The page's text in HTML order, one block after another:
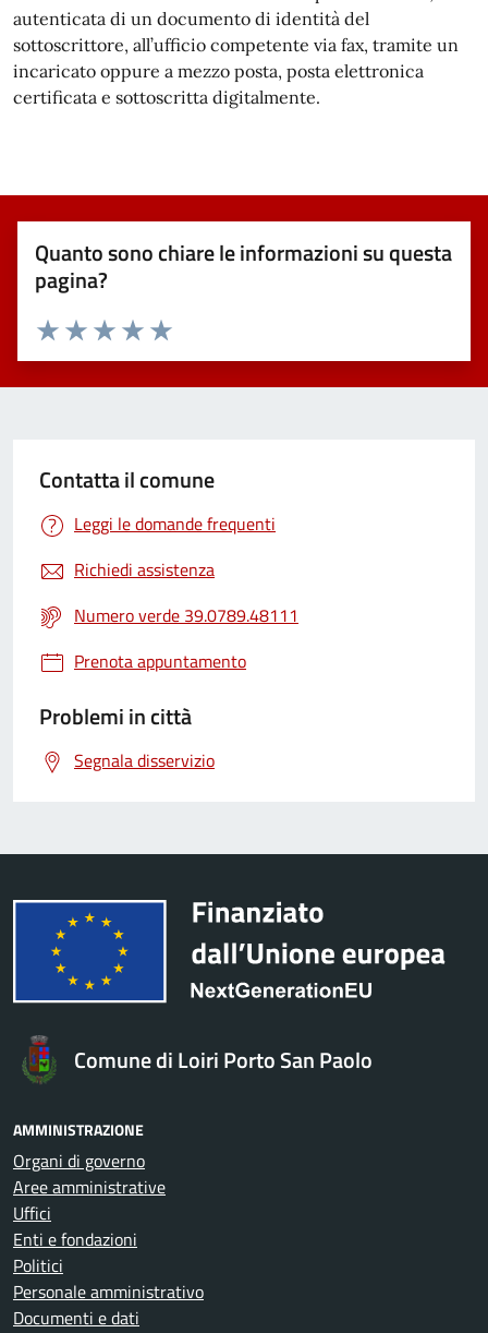
autenticata di un documento di identità del
sottoscrittore, all’ufficio competente via fax, tramite un
incaricato oppure a mezzo posta, posta elettronica
certificata e sottoscritta digitalmente.
Quanto sono chiare le informazioni su questa
pagina?
Valuta 5 stelle su 5
Valuta 4 stelle su 5
Valuta 3 stelle su 5
Valuta 2 stelle su 5
Valuta 1 stelle su 5
Contatta il comune
Leggi le domande frequenti
Richiedi assistenza
Numero verde 39.0789.48111
Prenota appuntamento
Problemi in città
Segnala disservizio
Comune di Loiri Porto San Paolo
AMMINISTRAZIONE
Organi di governo
Aree amministrative
Uffici
Enti e fondazioni
Politici
Personale amministrativo
Documenti e dati